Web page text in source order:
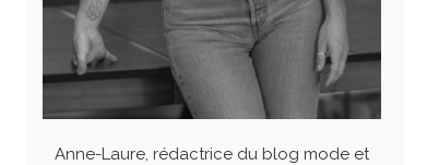
Anne-Laure, rédactrice du blog mode et